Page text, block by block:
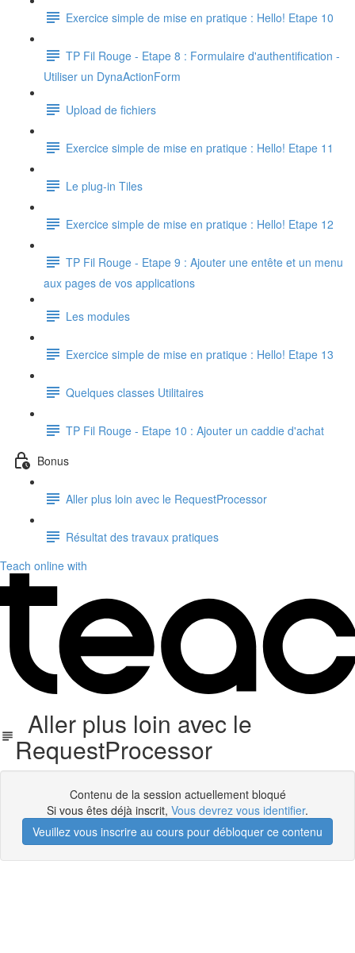
Exercice simple de mise en pratique : Hello! Etape 10
TP Fil Rouge - Etape 8 : Formulaire d'authentification -
Utiliser un DynaActionForm
Upload de fichiers
Exercice simple de mise en pratique : Hello! Etape 11
Le plug-in Tiles
Exercice simple de mise en pratique : Hello! Etape 12
TP Fil Rouge - Etape 9 : Ajouter une entête et un menu
aux pages de vos applications
Les modules
Exercice simple de mise en pratique : Hello! Etape 13
Quelques classes Utilitaires
TP Fil Rouge - Etape 10 : Ajouter un caddie d'achat
Bonus
Aller plus loin avec le RequestProcessor
Résultat des travaux pratiques
Teach online with
Aller plus loin avec le
RequestProcessor
Contenu de la session actuellement bloqué
Si vous êtes déjà inscrit, Vous devrez vous identifier.
Veuillez vous inscrire au cours pour débloquer ce contenu